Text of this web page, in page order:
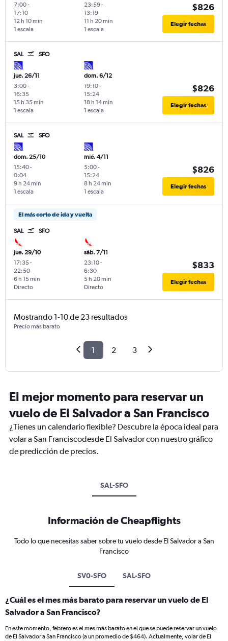
7:00-
17:10
1 escala
12 h 10 min
23:59-
13:19
1 escala
11 h 20 min
$826
Elegir fechas
SAL SFO
jue. 26/11
3:00-
16:35
1 escala
15 h 35 min
dom. 6/12
19:10-
15:24
1 escala
18 h 14 min
$826
Elegir fechas
SAL SFO
dom. 25/10
15:40-
0:04
1 escala
9 h 24 min
mié. 4/11
5:00-
15:24
1 escala
8 h 24 min
$826
Elegir fechas
El más corto de ida y vuelta
SAL SFO
jue. 29/10
17:35-
22:50
Directo
6 h 15 min
sáb. 7/11
23:10-
6:30
Directo
5 h 20 min
$833
Elegir fechas
Mostrando 1-10 de 23 resultados
Precio más barato
1 2 3
El mejor momento para reservar un
vuelo de El Salvador a San Francisco
¿Tienes un calendario flexible? Descubre la época ideal para
volar a San Franciscodesde El Salvador con nuestro gráfico
de predicción de precios.
SAL-SFO
Información de Cheapflights
Todo lo que necesitas saber sobre tu vuelo desde El Salvador a San
Francisco
SV0-SFO SAL-SFO
¿Cuál es el mes más barato para reservar un vuelo de El
Salvador a San Francisco?
En este momento, febrero es el mes más barato en el que se puede reservar un vuelo
de El Salvador a San Francisco (a un promedio de $464). Actualmente, volar de El